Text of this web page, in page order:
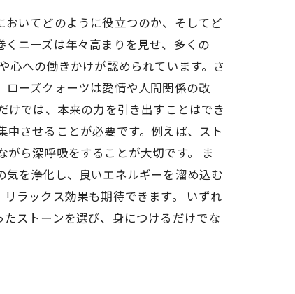
いてどのように役立つのか、そしてど
ニーズは年々高まりを見せ、多くの
心への働きかけが認められています。さ
ーズクォーツは愛情や人間関係の改
けでは、本来の力を引き出すことはでき
させることが必要です。例えば、スト
ら深呼吸をすることが大切です。 ま
を浄化し、良いエネルギーを溜め込む
ラックス効果も期待できます。 いずれ
ストーンを選び、身につけるだけでな